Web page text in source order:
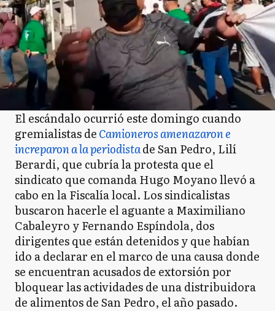
El escándalo ocurrió este domingo cuando
gremialistas deCamioneros amenazaron e
increparon a la periodistade San Pedro, Lilí
Berardi, que cubría la protesta que el
sindicato que comanda Hugo Moyano llevó a
cabo en la Fiscalía local. Los sindicalistas
buscaron hacerle el aguante a Maximiliano
Cabaleyro y Fernando Espíndola, dos
dirigentes que están detenidos y que habían
ido a declarar en el marco de una causa donde
se encuentran acusados de extorsión por
bloquear las actividades de una distribuidora
de alimentos de San Pedro, el año pasado.